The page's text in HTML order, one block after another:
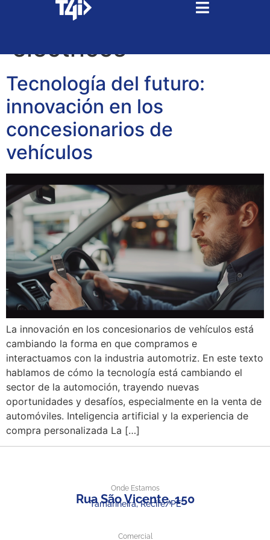
Tag:coches
electricos
Tecnología del futuro:
innovación en los
concesionarios de
vehículos
La innovación en los concesionarios de vehículos está
cambiando la forma en que compramos e
interactuamos con la industria automotriz. En este texto
hablamos de cómo la tecnología está cambiando el
sector de la automoción, trayendo nuevas
oportunidades y desafíos, especialmente en la venta de
automóviles. Inteligencia artificial y la experiencia de
compra personalizada La […]
Onde Estamos
Rua São Vicente, 150
Tamarineira, Recife/PE
Comercial